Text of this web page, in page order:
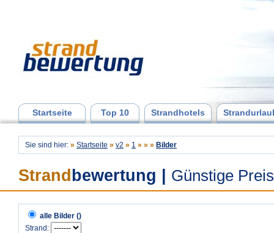
Startseite Top 10 Strandhotels
Sie sind hier: » Startseite » v2 » 1 » » » Bilder
Strand bewertung Günstige
alle Bilder ()
Strand: